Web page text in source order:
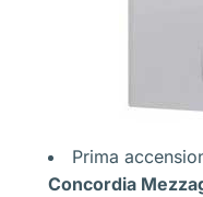
Prima
Concordia